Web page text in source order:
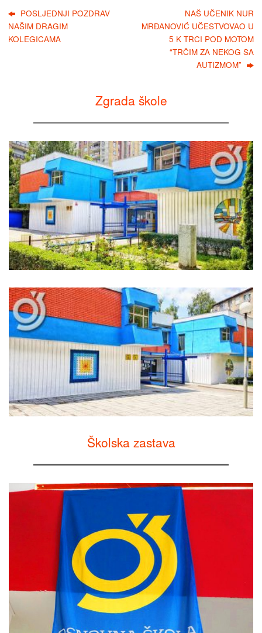
POSLJEDNJI POZDRAV
NAŠIM DRAGIM
KOLEGICAMA
NAŠ UČENIK NUR
MRĐANOVIĆ UČESTVOVAO U
5 K TRCI POD MOTOM
“TRČIM ZA NEKOG SA
AUTIZMOM”
Zgrada škole
Školska zastava